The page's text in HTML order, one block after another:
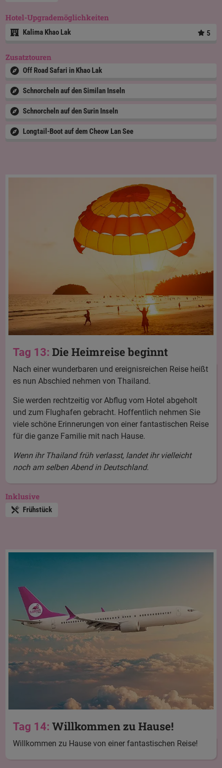
Hotel-Upgrademöglichkeiten
Kalima Khao Lak 5
Zusatztouren
Off Road Safari in Khao Lak
Schnorcheln auf den Similan Inseln
Schnorcheln auf den Surin Inseln
Longtail-Boot auf dem Cheow Lan See
Tag 13:Die Heimreise beginnt
Nach einer wunderbaren und ereignisreichen Reise heißt
es nun Abschied nehmen von Thailand.
Sie werden rechtzeitig vor Abflug vom Hotel abgeholt
und zum Flughafen gebracht. Hoffentlich nehmen Sie
viele schöne Erinnerungen von einer fantastischen Reise
für die ganze Familie mit nach Hause.
Wenn ihr Thailand früh verlasst, landet ihr vielleicht
noch am selben Abend in Deutschland.
Inklusive
Frühstück
Tag 14:Willkommen zu Hause!
Willkommen zu Hause von einer fantastischen Reise!